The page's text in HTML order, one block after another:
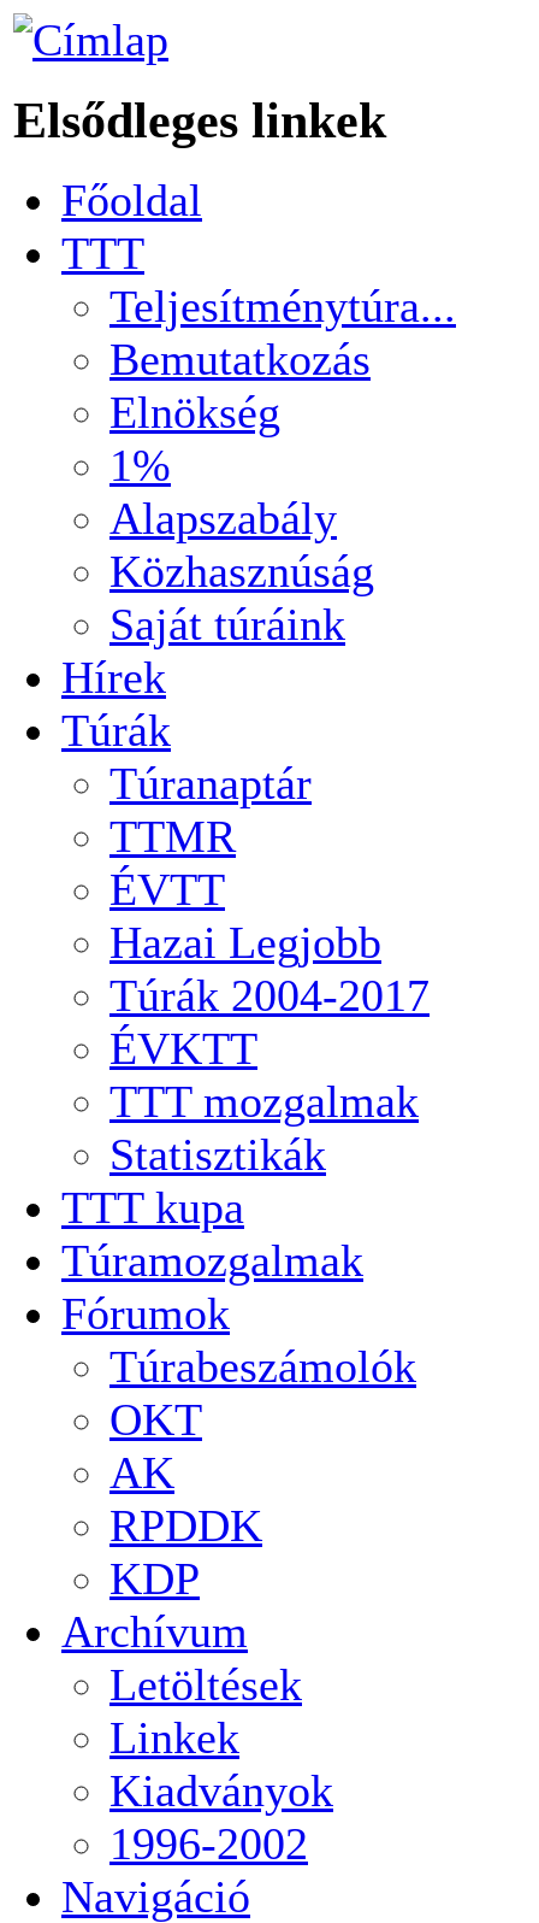
Elsődleges linkek
Főoldal
TTT
Teljesítménytúra...
Bemutatkozás
Elnökség
1%
Alapszabály
Közhasznúság
Saját túráink
Hírek
Túrák
Túranaptár
TTMR
ÉVTT
Hazai Legjobb
Túrák 2004-2017
ÉVKTT
TTT mozgalmak
Statisztikák
TTT kupa
Túramozgalmak
Fórumok
Túrabeszámolók
OKT
AK
RPDDK
KDP
Archívum
Letöltések
Linkek
Kiadványok
1996-2002
Navigáció